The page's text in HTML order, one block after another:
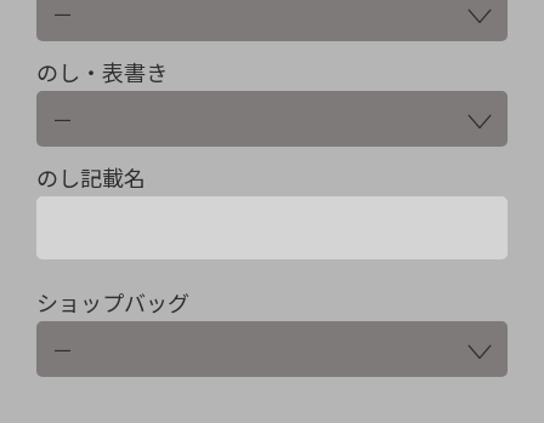
のし・表書き
のし記載名
ショップバッグ